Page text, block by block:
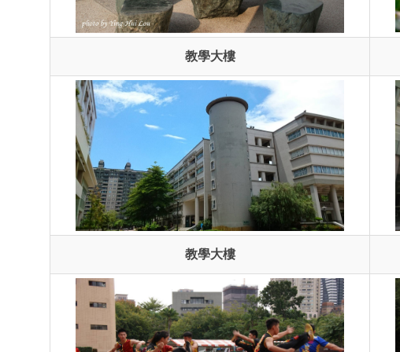
教學大樓
教學大樓